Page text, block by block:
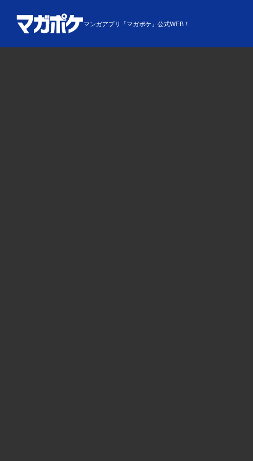
マンガアプリ「マガポケ」公式WEB！